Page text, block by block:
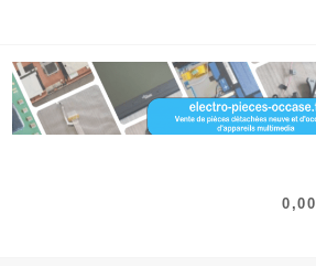
content
0,00